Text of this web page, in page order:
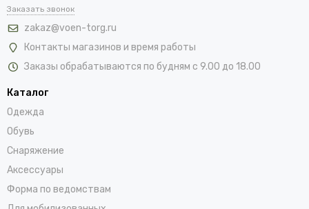
Заказать звонок
zakaz@voen-torg.ru
Контакты магазинов и время работы
Заказы обрабатываются по будням с 9.00 до 18.00
Каталог
Одежда
Обувь
Снаряжение
Аксессуары
Форма по ведомствам